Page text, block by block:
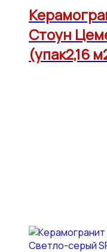
Стоун
(упак2,16